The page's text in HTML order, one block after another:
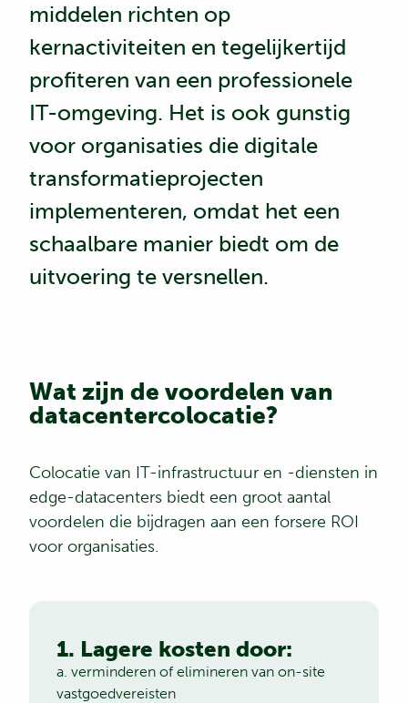
middelen richten op
kernactiviteiten en tegelijkertijd
profiteren van een professionele
IT-omgeving. Het is ook gunstig
voor organisaties die digitale
transformatieprojecten
implementeren, omdat het een
schaalbare manier biedt om de
uitvoering te versnellen.
Wat zijn de voordelen van
datacentercolocatie?
Colocatie van IT-infrastructuur en -diensten in
edge-datacenters biedt een groot aantal
voordelen die bijdragen aan een forsere ROI
voor organisaties.
1. Lagere kosten door:
a. verminderen of elimineren van on-site
vastgoedvereisten